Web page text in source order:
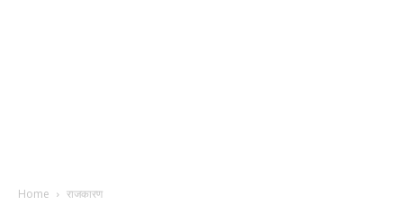
Home राजकारण